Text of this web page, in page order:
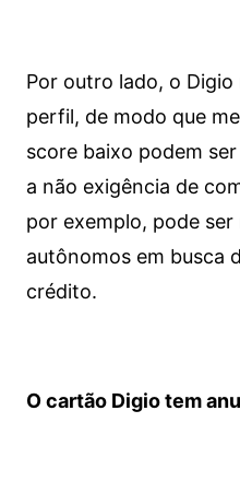
Por outro lado, o Digio
perfil, de modo que
score baixo podem
a não exigência de
por exemplo, pode
autônomos em busca
crédito.
O cartão Digio tem